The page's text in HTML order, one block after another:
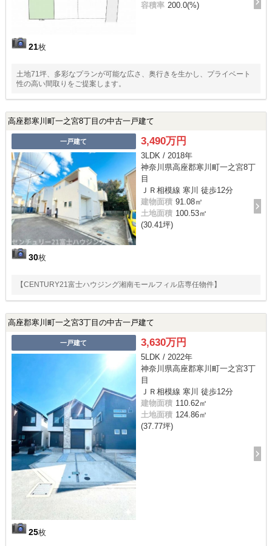
21枚
容積率 200.0(%)
土地71坪、多彩なプランが可能な広さ、奥行きを生かし、プライベート
性の高い間取りをご提案します。
高座郡寒川町一之宮8丁目の中古一戸建て
一戸建て
30枚
3,490万円
3LDK / 2018年
神奈川県高座郡寒川町一之宮8丁
目
ＪＲ相模線 寒川 徒歩12分
建物面積 91.08㎡
土地面積 100.53㎡
(30.41坪)
【CENTURY21富士ハウジング湘南モールフィル店専任物件】
高座郡寒川町一之宮3丁目の中古一戸建て
一戸建て
25枚
3,630万円
5LDK / 2022年
神奈川県高座郡寒川町一之宮3丁
目
ＪＲ相模線 寒川 徒歩12分
建物面積 110.62㎡
土地面積 124.86㎡
(37.77坪)